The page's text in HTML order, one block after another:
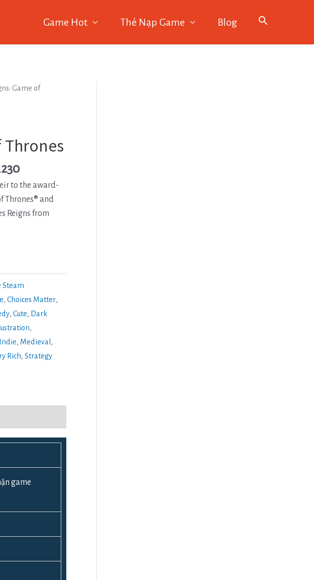
Game Hot Thẻ Nạp Game Blog
Game of
Thrones
to the award-
Thrones® and
Reigns from
Steam
, Choices Matter,
, Cute, Dark
,
Indie, Medieval ,
Rich, Strategy
game